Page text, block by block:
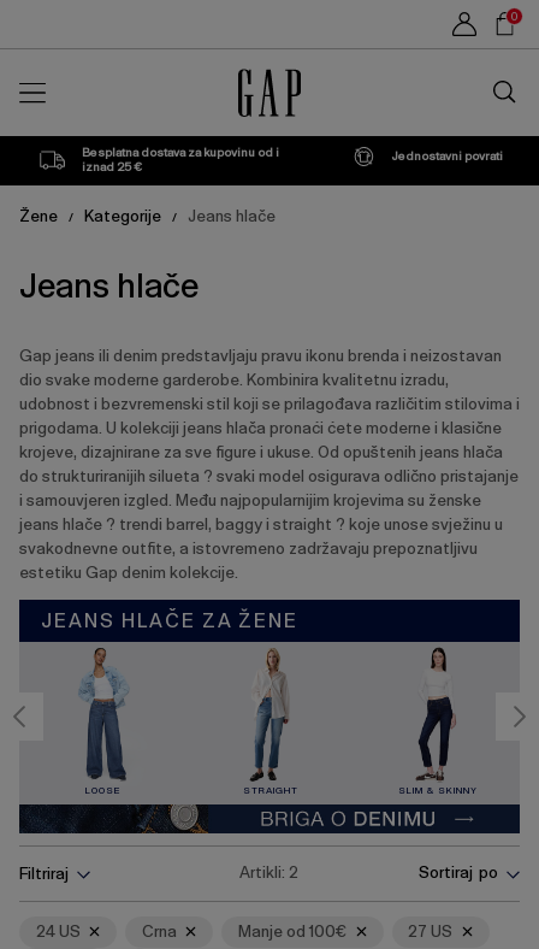
0
trgovini
Besplatna dostava za kupovinu od i
iznad 25 €
Jednostavni povrati
Žene / Kategorije / Jeans hlače
Jeans hlače
Gap jeans ili denim predstavljaju pravu ikonu brenda i neizostavan
dio svake moderne garderobe. Kombinira kvalitetnu izradu,
udobnost i bezvremenski stil koji se prilagođava različitim stilovima i
prigodama. U kolekciji jeans hlača pronaći ćete moderne i klasične
krojeve, dizajnirane za sve figure i ukuse. Od opuštenih jeans hlača
do strukturiranijih silueta ? svaki model osigurava odlično pristajanje
i samouvjeren izgled. Među najpopularnijim krojevima su ženske
jeans hlače ? trendi barrel, baggy i straight ? koje unose svježinu u
svakodnevne outfite, a istovremeno zadržavaju prepoznatljivu
estetiku Gap denim kolekcije.
JEANS HLAČE ZA ŽENE
LOOSE STRAIGHT SLIM & SKINNY
tipku
Enter
za
Filtriraj Artikli: 2 Sortiraj po
24 US Crna Manje od 100€ 27 US